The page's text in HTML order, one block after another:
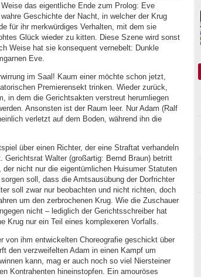
das eigentliche Ende zum Prolog: Eve
Geschichte der Nacht, in welcher der Krug
für ihr merkwürdiges Verhalten, mit dem sie
Glück wieder zu kitten. Diese Szene wird sonst
Weise hat sie konsequent vernebelt: Dunkle
Eve.
im Saal! Kaum einer möchte schon jetzt,
Premierensekt trinken. Wieder zurück,
in dem die Gerichtsakten verstreut herumliegen
Ansonsten ist der Raum leer. Nur Adam (Ralf
verletzt auf dem Boden, während ihn die
über einen Richter, der eine Straftat verhandeln
Gerichtsrat Walter (großartig: Bernd Braun) betritt
nicht nur die eigentümlichen Huisumer Statuten
soll, dass die Amtsausübung der Dorfrichter
soll zwar nur beobachten und nicht richten, doch
um den zerbrochenen Krug. Wie die Zuschauer
nicht – lediglich der Gerichtsschreiber hat
Krug nur ein Teil eines komplexeren Vorfalls.
von ihm entwickelten Choreografie geschickt über
den verzweifelten Adam in einen Kampf um
kann, mag er auch noch so viel Niersteiner
Kontrahenten hineinstopfen. Ein amouröses